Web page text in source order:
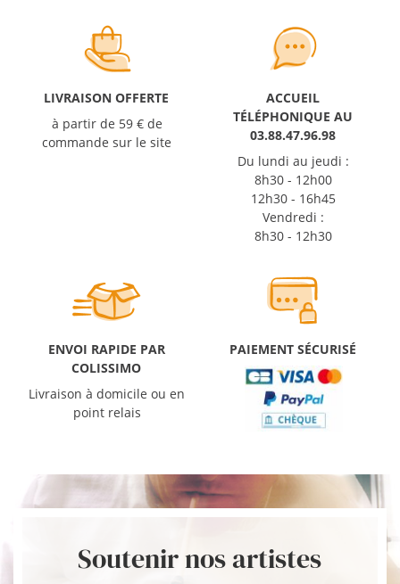
LIVRAISON OFFERTE
à partir de 59 € de
commande sur le site
ACCUEIL
TÉLÉPHONIQUE AU
03.88.47.96.98
Du lundi au jeudi :
8h30 - 12h00
12h30 - 16h45
Vendredi :
8h30 - 12h30
ENVOI RAPIDE PAR
COLISSIMO
Livraison à domicile ou en
point relais
PAIEMENT SÉCURISÉ
Soutenir nos artistes